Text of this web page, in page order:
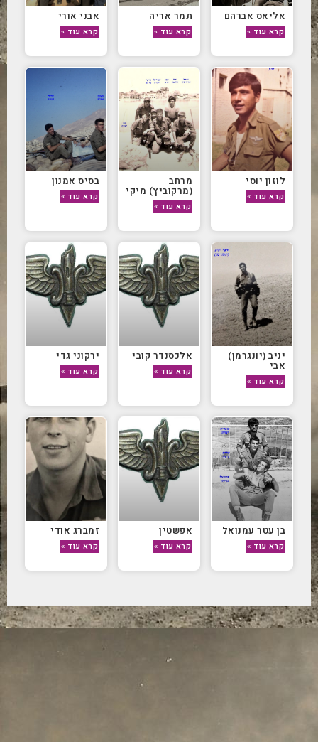
אליאס אברהם
קרא עוד »
תמר אריה
קרא עוד »
אבני אורי
קרא עוד »
לוזון יוסי
קרא עוד »
מרחב
(מרקוביץ) מיקי
קרא עוד »
בסיס אמנון
קרא עוד »
יניב (יונגרמן)
אבי
קרא עוד »
אלכסנדר קובי
קרא עוד »
ירקוני גדי
קרא עוד »
בן עטר עמנואל
קרא עוד »
אפשטין
קרא עוד »
זמברג אודי
קרא עוד »